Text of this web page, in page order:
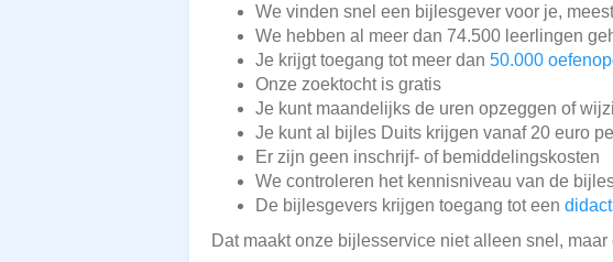
We vinden snel een bijlesgever voor je,
We hebben al meer dan 74.500 leerlingen
Je krijgt toegang tot meer dan 50.000
Onze zoektocht is gratis
Je kunt maandelijks de uren opzeggen of
Je kunt al bijles Duits krijgen vanaf 20 euro
Er zijn geen inschrijf- of bemiddelingskosten
We controleren het kennisniveau van de
De bijlesgevers krijgen toegang tot een
Dat maakt onze bijlesservice niet alleen snel,